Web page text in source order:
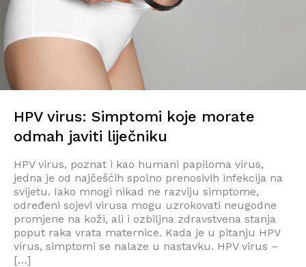
HPV virus: Simptomi koje morate
odmah javiti liječniku
HPV virus, poznat i kao humani papiloma virus,
jedna je od najčešćih spolno prenosivih infekcija na
svijetu. Iako mnogi nikad ne razviju simptome,
određeni sojevi virusa mogu uzrokovati neugodne
promjene na koži, ali i ozbiljna zdravstvena stanja
poput raka vrata maternice. Kada je u pitanju HPV
virus, simptomi se nalaze u nastavku. HPV virus –
[…]